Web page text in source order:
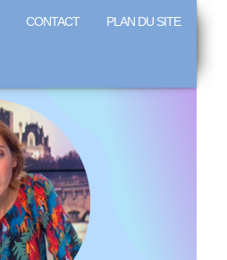
CONTACT PLAN DU SITE